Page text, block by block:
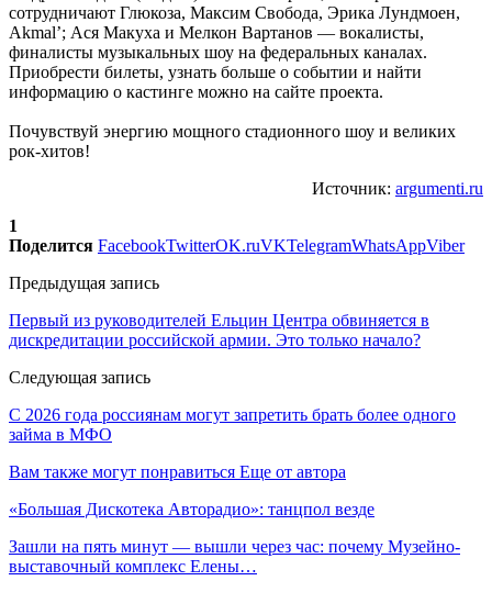
сотрудничают Глюкоза, Максим Свобода, Эрика Лундмоен,
Akmal’; Ася Макуха и Мелкон Вартанов — вокалисты,
финалисты музыкальных шоу на федеральных каналах.
Приобрести билеты, узнать больше о событии и найти
информацию о кастинге можно на сайте проекта.
Почувствуй энергию мощного стадионного шоу и великих
рок-хитов!
Источник: argumenti.ru
1
Поделится FacebookTwitterOK.ruVKTelegramWhatsAppViber
Предыдущая запись
Первый из руководителей Ельцин Центра обвиняется в
дискредитации российской армии. Это только начало?
Следующая запись
С 2026 года россиянам могут запретить брать более одного
займа в МФО
Вам также могут понравиться Еще от автора
«Большая Дискотека Авторадио»: танцпол везде
Зашли на пять минут — вышли через час: почему Музейно-
выставочный комплекс Елены…